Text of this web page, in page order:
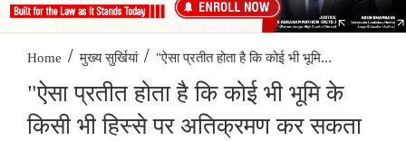
Home / मुख्य सुर्खियां / "ऐसा प्रतीत होता है कि कोई भी भूमि...
"ऐसा प्रतीत होता है कि कोई भी भूमि के
किसी भी हिस्से पर अतिक्रमण कर सकता